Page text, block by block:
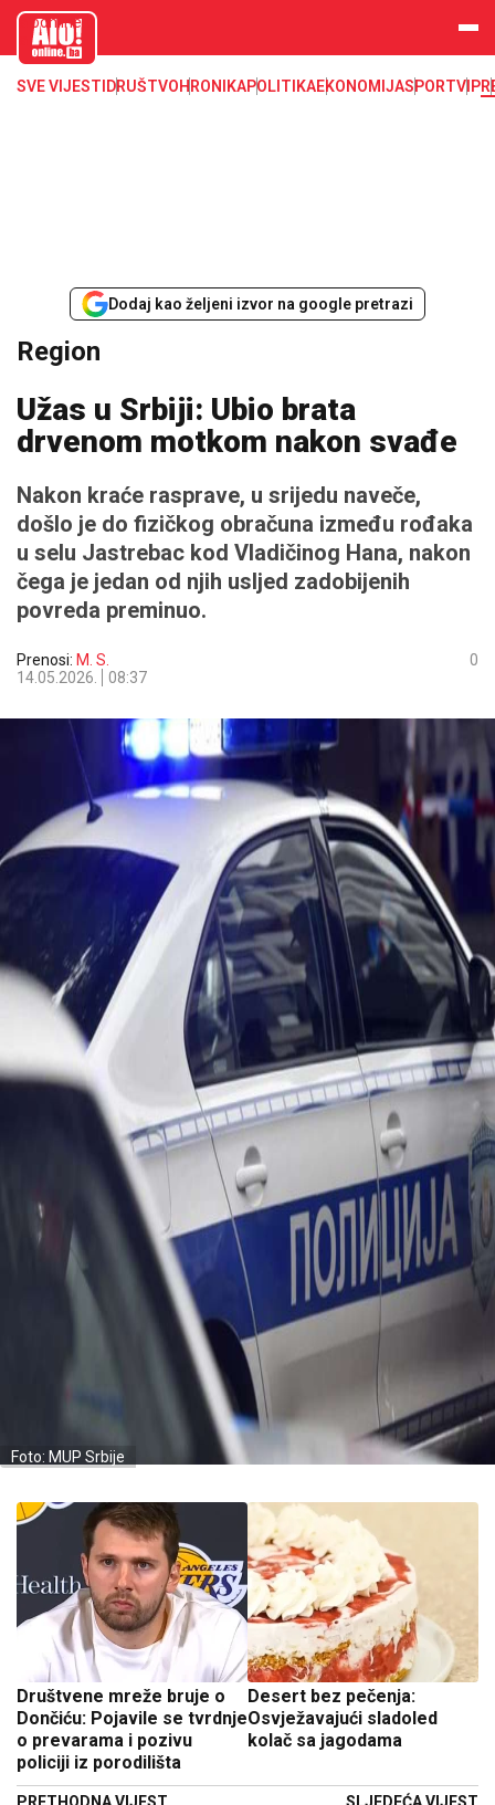
aloonline.b
SVE VIJESTI DRUŠTVOHRONIKAPOLITIKAEKONOMIJASPORTVIP
Dodaj kao željeni izvor na google pretrazi
Region
Užas u Srbiji: Ubio brata
drvenom motkom nakon svađe
Nakon kraće rasprave, u srijedu naveče,
došlo je do fizičkog obračuna između rođaka
u selu Jastrebac kod Vladičinog Hana, nakon
čega je jedan od njih usljed zadobijenih
povreda preminuo.
Prenosi: M. S.
14.05.2026.
08:37
0
Foto: MUP Srbije
Društvene mreže bruje o
Dončiću: Pojavile se tvrdnje
o prevarama i pozivu
policiji iz porodilišta
Desert bez pečenja:
Osvježavajući sladoled
kolač sa jagodama